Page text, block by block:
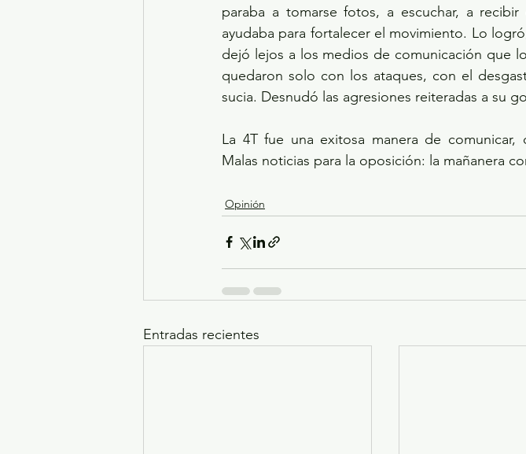
paraba a tomarse fotos, a escuchar, a
ayudaba para fortalecer el movimiento. Lo
dejó lejos a los medios de comunicación que
quedaron solo con los ataques, con el
sucia. Desnudó las agresiones reiteradas a su
La 4T fue una exitosa manera de
Malas noticias para la oposición: la mañanera
Opinión
Entradas recientes